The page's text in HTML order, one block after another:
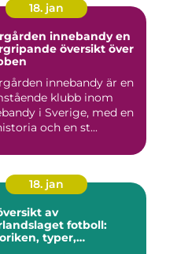
18. jan
innebandy en
översikt över
innebandy är en
klubb inom
i Sverige, med en
och en st...
18. jan
av
fotboll:
typer,